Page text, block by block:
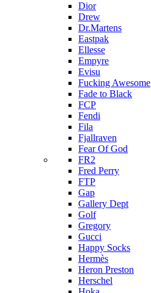
Dior
Drew
Dr.Martens
Eastpak
Ellesse
Empyre
Evisu
Fucking Awesome
Fade to Black
FCP
Fendi
Fila
Fjallraven
Fear Of God
FR2
Fred Perry
FTP
Gap
Gallery Dept
Golf
Gregory
Gucci
Happy Socks
Hermès
Heron Preston
Hersсhel